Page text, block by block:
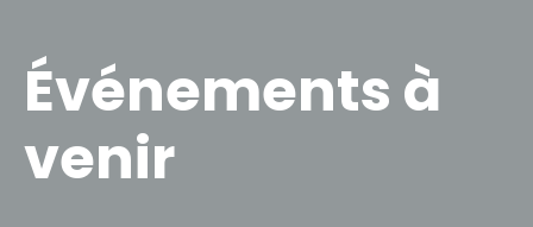
Événements à
venir